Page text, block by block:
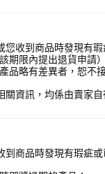
收到商品時發現有
期限內提出退貨申
品略有差異者，恕不
資訊，均係由賣家
商品時發現有瑕疵